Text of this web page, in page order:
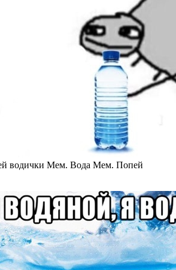
водички Мем. Вода Мем. Попей